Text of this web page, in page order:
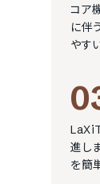
コア
に伴
やす
進し
を簡